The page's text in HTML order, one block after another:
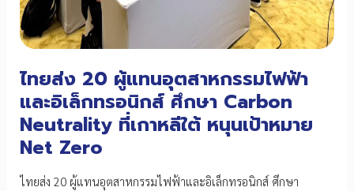
ใหม่
ไทยส่ง 20 ผู้แทนอุตสาหกรรมไฟฟ้า
และอิเล็กทรอนิกส์ ศึกษา Carbon
Neutrality ที่เกาหลีใต้ หนุนเป้าหมาย
Net Zero
ไทยส่ง 20 ผู้แทนอุตสาหกรรมไฟฟ้าและอิเล็กทรอนิกส์ ศึกษา